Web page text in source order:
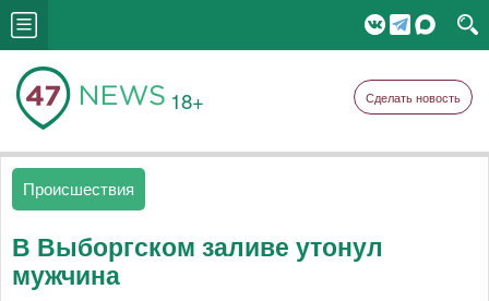
18+ Сделать новость
Происшествия
В Выборгском заливе утонул
мужчина